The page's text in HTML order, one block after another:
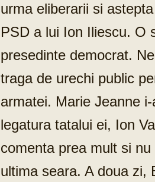
urma eliberarii si
PSD a lui Ion Iliescu. O
presedinte democrat.
traga de urechi public
armatei. Marie Jeanne
legatura tatalui ei, Ion
comenta prea mult si
ultima seara. A doua zi,